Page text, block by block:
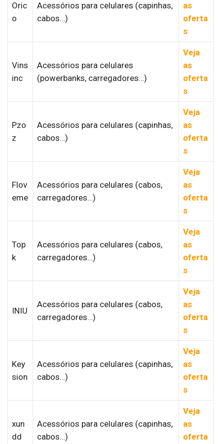
Oric
o
Acessórios para celulares (capinhas,
cabos…)
as
oferta
s
Vins
inc
Acessórios para celulares
(powerbanks, carregadores…)
Veja
as
oferta
s
Pzo
z
Acessórios para celulares (capinhas,
cabos…)
Veja
as
oferta
s
Flov
eme
Acessórios para celulares (cabos,
carregadores…)
Veja
as
oferta
s
Top
k
Acessórios para celulares (cabos,
carregadores…)
Veja
as
oferta
s
INIU
Acessórios para celulares (cabos,
carregadores…)
Veja
as
oferta
s
Key
sion
Acessórios para celulares (capinhas,
cabos…)
Veja
as
oferta
s
xun
dd
Acessórios para celulares (capinhas,
cabos…)
Veja
as
oferta